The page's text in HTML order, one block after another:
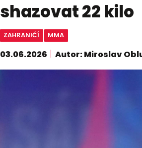
shazovat 22 kilo
ZAHRANIČÍ MMA
03.06.2026 Autor: Miroslav